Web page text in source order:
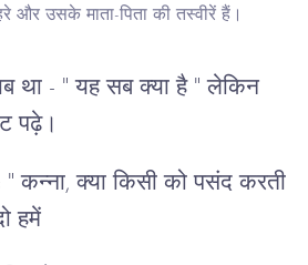
और उसके माता-पिता की तस्वीरें हैं।
था - " यह सब क्या है " लेकिन
पढ़े।
" कन्ना, क्या किसी को पसंद करती
हमें